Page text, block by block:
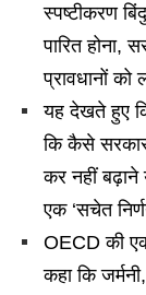
स्पष्टीकरण
पारित
प्रावधानों को
यह देखते हुए
कि कैसे सरकार
कर नहीं बढ़ाने
एक ‘सचेत
OECD की एक
कहा कि